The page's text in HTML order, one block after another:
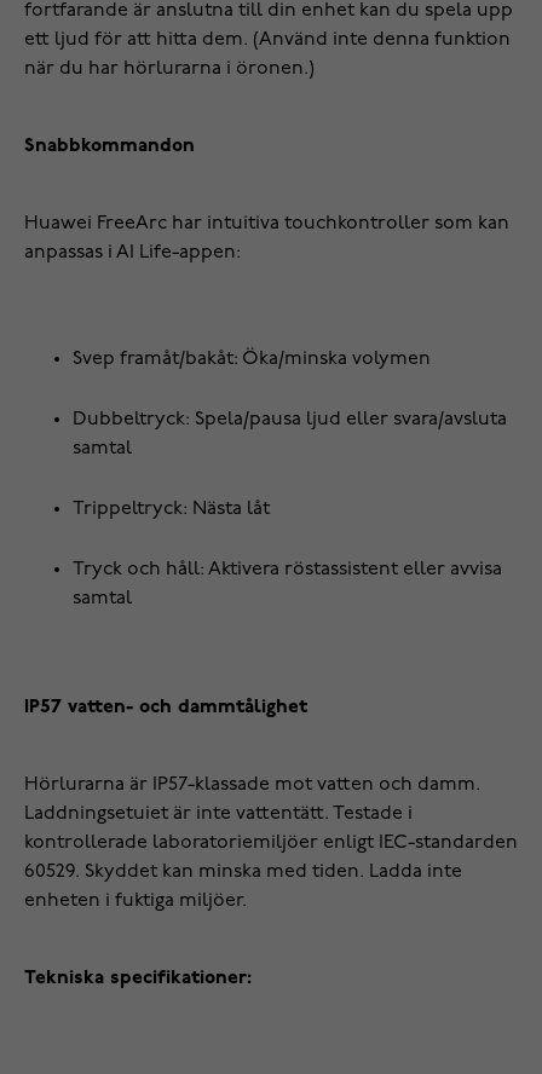
fortfarande är anslutna till din enhet kan du spela upp
ett ljud för att hitta dem. (Använd inte denna funktion
när du har hörlurarna i öronen.)
Snabbkommandon
Huawei FreeArc har intuitiva touchkontroller som kan
anpassas i AI Life-appen:
Svep framåt/bakåt: Öka/minska volymen
Dubbeltryck: Spela/pausa ljud eller svara/avsluta
samtal
Trippeltryck: Nästa låt
Tryck och håll: Aktivera röstassistent eller avvisa
samtal
IP57 vatten- och dammtålighet
Hörlurarna är IP57-klassade mot vatten och damm.
Laddningsetuiet är inte vattentätt. Testade i
kontrollerade laboratoriemiljöer enligt IEC-standarden
60529. Skyddet kan minska med tiden. Ladda inte
enheten i fuktiga miljöer.
Tekniska specifikationer: